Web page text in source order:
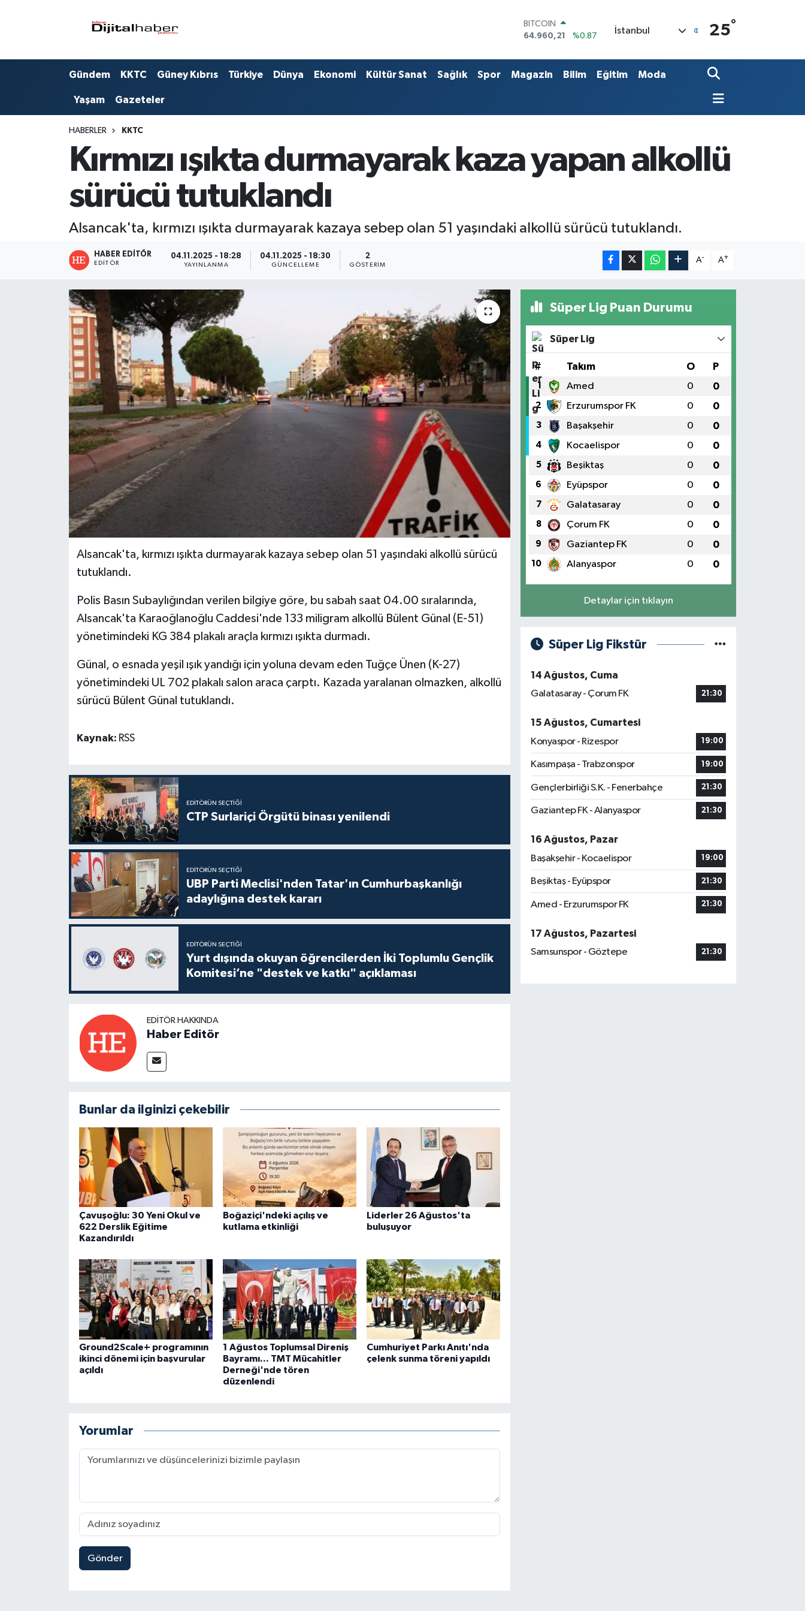
BITCOIN
64.960,21
%0.87
47,7436
%0.18
EURO
13.779
%-14
İstanbul 25°
Gündem KKTC Güney Kıbrıs Türkiye Dünya Ekonomi Kültür Sanat Sağlık Spor Magazin Bilim Eğitim Moda
Yaşam Gazeteler
HABERLER KKTC
Kırmızı ışıkta durmayarak kaza yapan alkollü
sürücü tutuklandı
Alsancak'ta, kırmızı ışıkta durmayarak kazaya sebep olan 51 yaşındaki alkollü sürücü tutuklandı.
HABER EDITÖR
EDITÖR
04.11.2025 - 18:28
YAYINLANMA
04.11.2025 - 18:30
GÜNCELLEME
2
GÖSTERIM
A- A+
Alsancak'ta, kırmızı ışıkta durmayarak kazaya sebep olan 51 yaşındaki alkollü sürücü
tutuklandı.
Polis Basın Subaylığından verilen bilgiye göre, bu sabah saat 04.00 sıralarında,
Alsancak'ta Karaoğlanoğlu Caddesi'nde 133 miligram alkollü Bülent Günal (E-51)
yönetimindeki KG 384 plakalı araçla kırmızı ışıkta durmadı.
Günal, o esnada yeşil ışık yandığı için yoluna devam eden Tuğçe Ünen (K-27)
yönetimindeki UL 702 plakalı salon araca çarptı. Kazada yaralanan olmazken, alkollü
sürücü Bülent Günal tutuklandı.
Kaynak: RSS
EDITÖRÜN SEÇTIĞI
CTP Surlariçi Örgütü binası yenilendi
EDITÖRÜN SEÇTIĞI
UBP Parti Meclisi'nden Tatar'ın Cumhurbaşkanlığı
adaylığına destek kararı
EDITÖRÜN SEÇTIĞI
Yurt dışında okuyan öğrencilerden İki Toplumlu Gençlik
Komitesi’ne "destek ve katkı" açıklaması
EDITÖR HAKKINDA
Haber Editör
Bunlar da ilginizi çekebilir
Çavuşoğlu: 30 Yeni Okul ve
622 Derslik Eğitime
Kazandırıldı
Boğaziçi'ndeki açılış ve
kutlama etkinliği
Liderler 26 Ağustos'ta
buluşuyor
Ground2Scale+ programının
ikinci dönemi için başvurular
açıldı
1 Ağustos Toplumsal Direniş
Bayramı... TMT Mücahitler
Derneği'nde tören
düzenlendi
Cumhuriyet Parkı Anıtı'nda
çelenk sunma töreni yapıldı
Yorumlar
Gönder
Süper Lig Puan Durumu
Süper Lig
# Takım O P
1 Amed 0 0
2 Erzurumspor FK 0 0
3 Başakşehir 0 0
4 Kocaelispor 0 0
5 Beşiktaş 0 0
6 Eyüpspor 0 0
7 Galatasaray 0 0
8 Çorum FK 0 0
9 Gaziantep FK 0 0
10 Alanyaspor 0 0
Detaylar için tıklayın
Süper Lig Fikstür
14 Ağustos, Cuma
Galatasaray - Çorum FK
21:30
15 Ağustos, Cumartesi
Konyaspor - Rizespor
19:00
Kasımpaşa - Trabzonspor 19:00
Gençlerbirliği S.K. - Fenerbahçe 21:30
Gaziantep FK - Alanyaspor 21:30
16 Ağustos, Pazar
Başakşehir - Kocaelispor
19:00
Beşiktaş - Eyüpspor 21:30
Amed - Erzurumspor FK 21:30
17 Ağustos, Pazartesi
Samsunspor - Göztepe
21:30
Trafik Durumu
Süper Lig Puan Durumu ve Fikstür
Son Dakika Haberleri
Haber Arşivi